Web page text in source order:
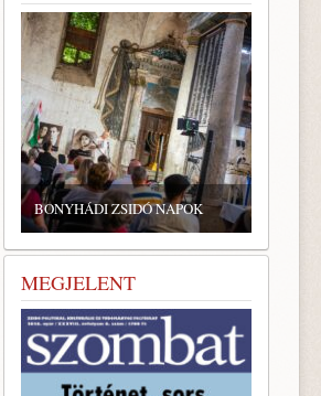
ZSIDÓ GASZTRONÓMIAI
TALÁLKOZÓ A BONYHÁDI
ZSINAGÓGÁBAN
MEGJELENT